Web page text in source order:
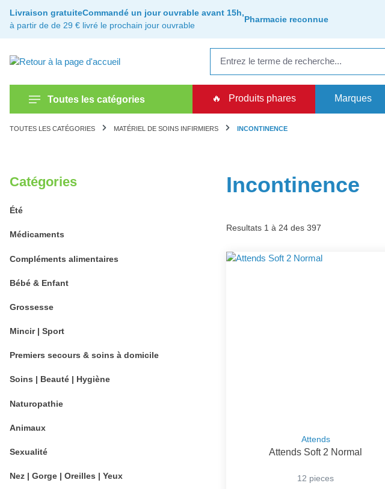
Passer à la navigation principale
Livraison gratuite
à partir de de 29 €
Commandé un jour ouvrable avant 15h,
livré le prochain jour ouvrable
Pharmacie reconnue
Toutes les catégories 🔥 Produits phares Marques
TOUTES LES CATÉGORIES MATÉRIEL DE SOINS INFIRMIERS INCONTINENCE
Catégories
Été
Médicaments
Compléments alimentaires
Bébé & Enfant
Grossesse
Mincir | Sport
Premiers secours & soins à domicile
Soins | Beauté | Hygiène
Naturopathie
Animaux
Sexualité
Nez | Gorge | Oreilles | Yeux
Incontinence
Resultats 1 à 24 des 397
Attends
Attends Soft 2 Normal
12 pieces